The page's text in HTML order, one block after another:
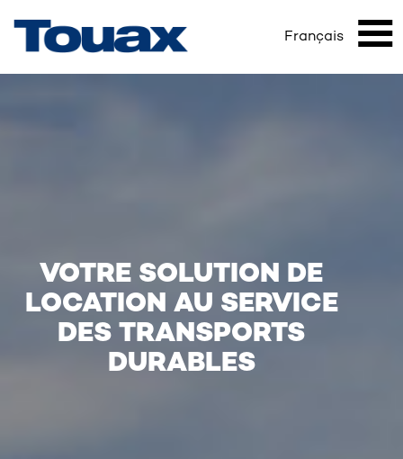
au
contenu
Français
Fil
d'Ariane
VOTRE SOLUTION DE
LOCATION AU SERVICE
DES TRANSPORTS
DURABLES